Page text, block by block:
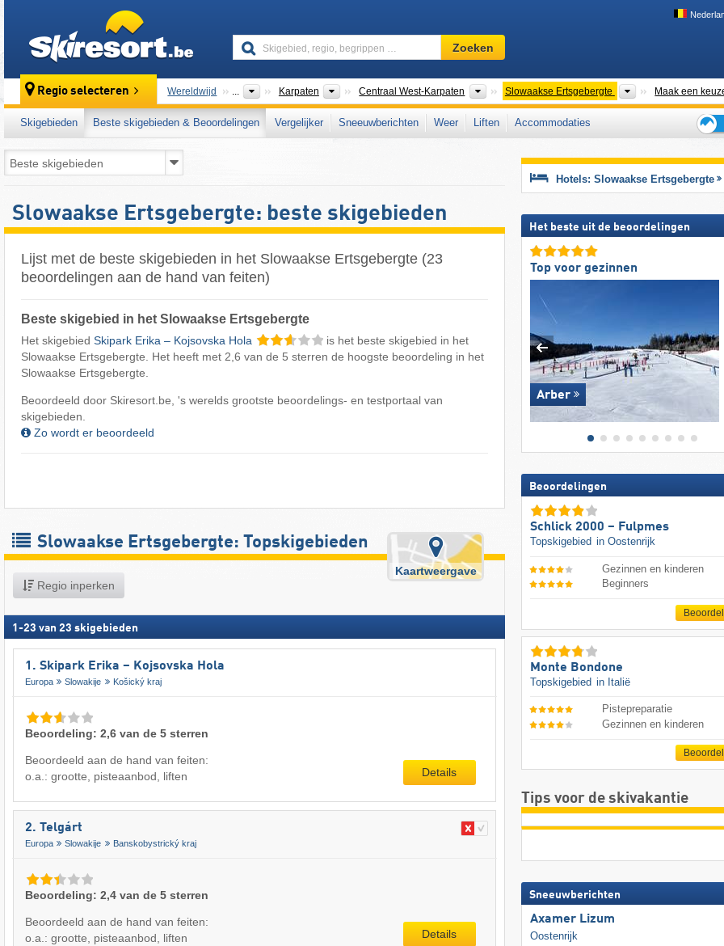
Skigebied,
regio,
…
Zoeken
Regio selecteren Wereldwijd ... Karpaten Bergketens
Centraal West-Karpaten Bergketens
Slowaakse Ertsgebergte Bergketens
Maak een
Skigebieden Beste skigebieden & Beoordelingen Vergelijker Sneeuwberichten Weer Liften
Accommodaties
voor
de
Slowaakse Ertsgebergte: beste skigebieden
Lijst met de beste skigebieden in het Slowaakse Ertsgebergte (23
beoordelingen aan de hand van feiten)
Beste skigebied in het Slowaakse Ertsgebergte
Het skigebied Skipark Erika – Kojsovska Hola
is het beste skigebied in het
Slowaakse Ertsgebergte. Het heeft met 2,6 van de 5 sterren de hoogste beoordeling in het
Slowaakse Ertsgebergte.
Beoordeeld door Skiresort.be, 's werelds grootste beoordelings- en testportaal van
skigebieden.
Zo wordt er beoordeeld
Slowaakse Ertsgebergte: Topskigebieden
Regio inperken
Kaartweergave
1 -23 van 23 skigebieden
1. Skipark Erika – Kojsovska Hola
Europa Slowakije Košický kraj
Beoordeling: 2,6 van de 5 sterren
Beoordeeld aan de hand van feiten:
o.a.: grootte, pisteaanbod, liften
Details
2. Telgárt
Europa Slowakije Banskobystrický kraj
Beoordeling: 2,4 van de 5 sterren
Beoordeeld aan de hand van feiten:
o.a.: grootte, pisteaanbod, liften
Details
Hotels: Slowaakse Ertsgebergte
Het beste uit de beoordelingen
Top voor gezinnen
Arber
Beoordelingen
Schlick 2000 – Fulpmes
Topskigebied in Oostenrijk
Gezinnen en kinderen
Beginners
Monte Bondone
Topskigebied in Italië
Pistepreparatie
Gezinnen en kinderen
Tips voor de skivakantie
Sneeuwberichten
Axamer Lizum
Oostenrijk